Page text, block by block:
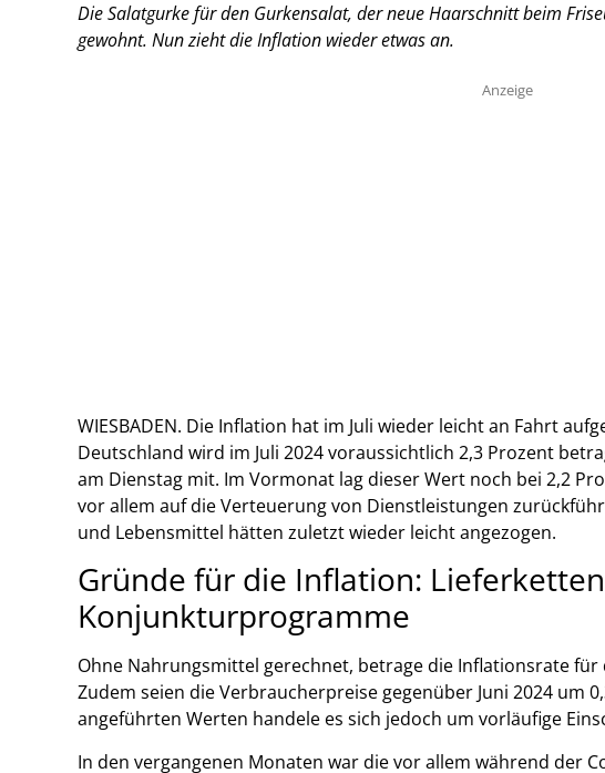
Die Salatgurke für den Gurkensalat, der neue Haarschnitt beim
gewohnt. Nun zieht die Inflation wieder etwas an.
Anzeige
WIESBADEN. Die Inflation hat im Juli wieder leicht an Fahrt
Deutschland wird im Juli 2024 voraussichtlich 2,3 Prozent
am Dienstag mit. Im Vormonat lag dieser Wert noch bei 2,2
vor allem auf die Verteuerung von Dienstleistungen
und Lebensmittel hätten zuletzt wieder leicht angezogen.
Gründe für die Inflation:
Konjunkturprogramme
Ohne Nahrungsmittel gerechnet, betrage die Inflationsrate für
Zudem seien die Verbraucherpreise gegenüber Juni 2024 um
angeführten Werten handele es sich jedoch um vorläufige
In den vergangenen Monaten war die vor allem während der